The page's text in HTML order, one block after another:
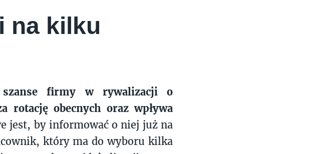
na kilku
szanse firmy w rywalizacji o
rotację obecnych oraz wpływa
jest, by informować o niej już na
który ma do wyboru kilka